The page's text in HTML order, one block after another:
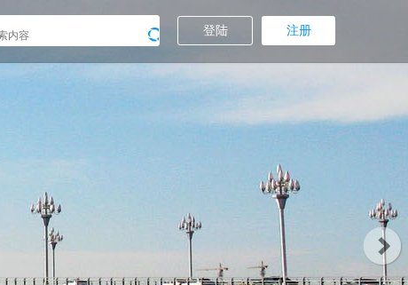
登陆 注册